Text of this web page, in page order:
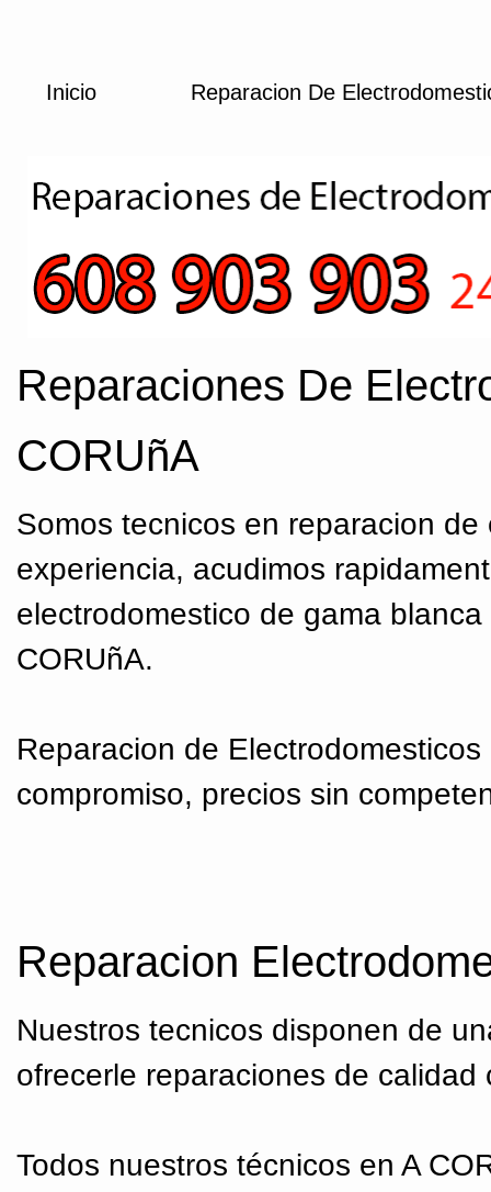
Inicio Reparacion De
Reparaciones De
CORUñA
Somos tecnicos en reparacion
experiencia, acudimos
electrodomestico de gama
CORUñA.
Reparacion de
compromiso, precios sin
Reparacion
Nuestros tecnicos disponen de
ofrecerle reparaciones de calidad
Todos nuestros técnicos en A